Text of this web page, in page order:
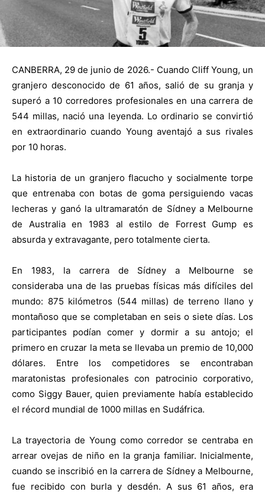
CANBERRA, 29 de junio de 2026.- Cuando Cliff Young, un
granjero desconocido de 61 años, salió de su granja y
superó a 10 corredores profesionales en una carrera de
544 millas, nació una leyenda. Lo ordinario se convirtió
en extraordinario cuando Young aventajó a sus rivales
por 10 horas.
La historia de un granjero flacucho y socialmente torpe
que entrenaba con botas de goma persiguiendo vacas
lecheras y ganó la ultramaratón de Sídney a Melbourne
de Australia en 1983 al estilo de Forrest Gump es
absurda y extravagante, pero totalmente cierta.
En 1983, la carrera de Sídney a Melbourne se
consideraba una de las pruebas físicas más difíciles del
mundo: 875 kilómetros (544 millas) de terreno llano y
montañoso que se completaban en seis o siete días. Los
participantes podían comer y dormir a su antojo; el
primero en cruzar la meta se llevaba un premio de 10,000
dólares. Entre los competidores se encontraban
maratonistas profesionales con patrocinio corporativo,
como Siggy Bauer, quien previamente había establecido
el récord mundial de 1000 millas en Sudáfrica.
La trayectoria de Young como corredor se centraba en
arrear ovejas de niño en la granja familiar. Inicialmente,
cuando se inscribió en la carrera de Sídney a Melbourne,
fue recibido con burla y desdén. A sus 61 años, era